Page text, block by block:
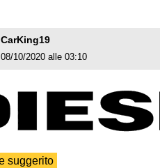
CarKing19
08/10/2020 alle 03:10
suggerito